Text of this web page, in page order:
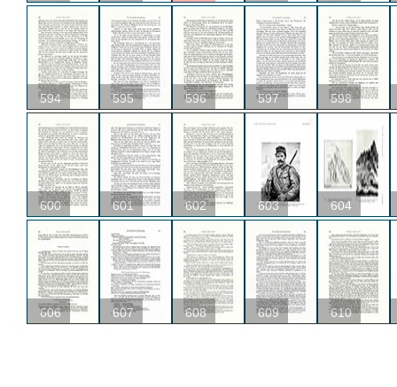
594 595 596 597 598
600 601 602 603 604
606 607 608 609 610